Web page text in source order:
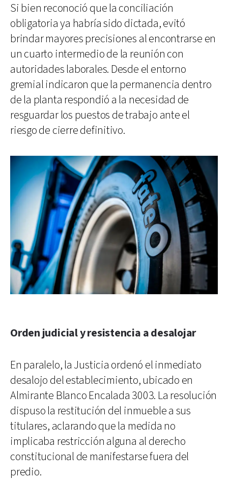
Si bien reconoció que la conciliación
obligatoria ya habría sido dictada, evitó
brindar mayores precisiones al encontrarse en
un cuarto intermedio de la reunión con
autoridades laborales. Desde el entorno
gremial indicaron que la permanencia dentro
de la planta respondió a la necesidad de
resguardar los puestos de trabajo ante el
riesgo de cierre definitivo.
Orden judicial y resistencia a desalojar
En paralelo, la Justicia ordenó el inmediato
desalojo del establecimiento, ubicado en
Almirante Blanco Encalada 3003. La resolución
dispuso la restitución del inmueble a sus
titulares, aclarando que la medida no
implicaba restricción alguna al derecho
constitucional de manifestarse fuera del
predio.